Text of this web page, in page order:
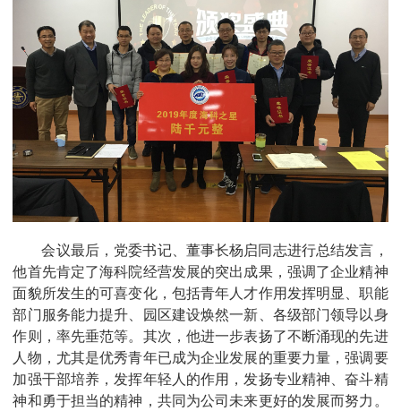
会议最后，党委书记、董事长杨启同志进行总结发言，
他首先肯定了海科院经营发展的突出成果，强调了企业精神
面貌所发生的可喜变化，包括青年人才作用发挥明显、职能
部门服务能力提升、园区建设焕然一新、各级部门领导以身
作则，率先垂范等。其次，他进一步表扬了不断涌现的先进
人物，尤其是优秀青年已成为企业发展的重要力量，强调要
加强干部培养，发挥年轻人的作用，发扬专业精神、奋斗精
神和勇于担当的精神，共同为公司未来更好的发展而努力。